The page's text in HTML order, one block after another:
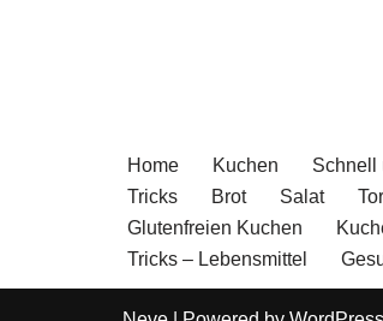
Home Kuchen
Schnell
Tricks
Brot Salat
Glutenfreien Kuchen
Tricks – Lebensmittel